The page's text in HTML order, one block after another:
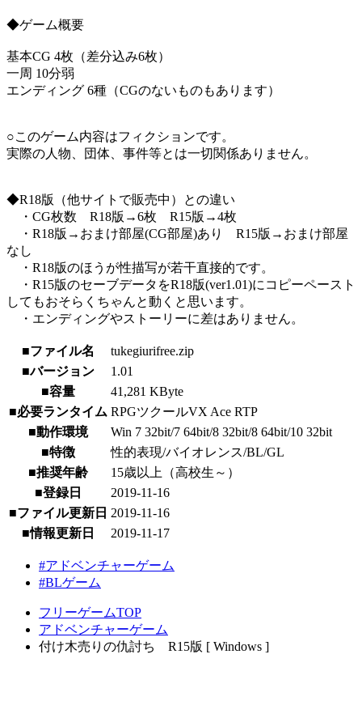
◆ゲーム概要
基本CG 4枚（差分込み6枚）
一周 10分弱
エンディング 6種（CGのないものもあります）
○このゲーム内容はフィクションです。
実際の人物、団体、事件等とは一切関係ありません。
◆R18版（他サイトで販売中）との違い
・CG枚数 R18版→6枚 R15版→4枚
・R18版→おまけ部屋(CG部屋)あり R15版→おまけ部屋
なし
・R18版のほうが性描写が若干直接的です。
・R15版のセーブデータをR18版(ver1.01)にコピーペースト
してもおそらくちゃんと動くと思います。
・エンディングやストーリーに差はありません。
■ファイル名
tukegiurifree.zip
■バージョン
1.01
■容量
41,281 KByte
■必要ランタイム RPGツクールVX Ace RTP
■動作環境
Win 7 32bit/7 64bit/8 32bit/8 64bit/10 32bit
■特徴
性的表現/バイオレンス/BL/GL
■推奨年齢
15歳以上（高校生～）
■登録日
2019-11-16
■ファイル更新日 2019-11-16
■情報更新日
2019-11-17
#アドベンチャーゲーム
#BLゲーム
フリーゲームTOP
アドベンチャーゲーム
付け木売りの仇討ち R15版 [ Windows ]